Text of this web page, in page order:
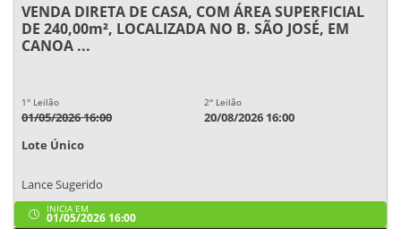
VENDA DIRETA DE CASA, COM ÁREA SUPERFICIAL
DE 240,00m², LOCALIZADA NO B. SÃO JOSÉ, EM
CANOA ...
1° Leilão
01/05/2026 16:00
2° Leilão
20/08/2026 16:00
Lote Único
Lance Sugerido
INICIA EM
01/05/2026 16:00